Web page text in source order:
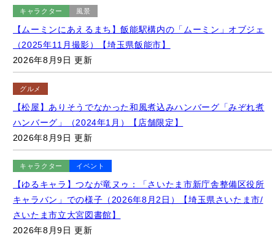
2026年8月9日 更新
グルメ
【松屋】ありそうでなかった和風煮込みハンバーグ「みぞれ煮
2026年8月9日 更新
キャラクター イベント
【ゆるキャラ】つなが竜ヌゥ：「さいたま市新庁舎整備区役所
さいたま市立大宮図書館】
2026年8月9日 更新
グルメ 詳しく知りたい
松屋の「ハンバーグ」メニュー